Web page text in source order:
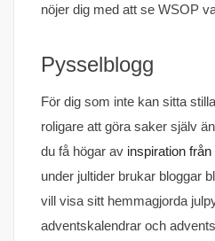
nöjer dig med att se WSOP
Pysselblogg
För dig som inte kan sitta
roligare att göra saker själv
du få högar av inspiration
under jultider brukar bloggar
vill visa sitt hemmagjorda
adventskalendrar och